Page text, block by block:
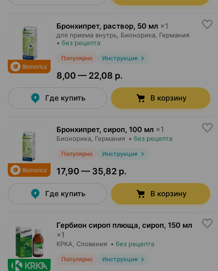
Бронхипрет, раствор, 50 мл ×1
для приема внутрь, Бионорика, Германия
• без рецепта
Популярно Инструкция
8,00 — 22,08 р.
Где купить В корзину
Бронхипрет, сироп, 100 мл ×1
Бионорика, Германия • без рецепта
Популярно Инструкция
17,90 — 35,82 р.
Где купить В корзину
Гербион сироп плюща, сироп, 150 мл
×1
КРКА, Словения • без рецепта
Популярно Инструкция